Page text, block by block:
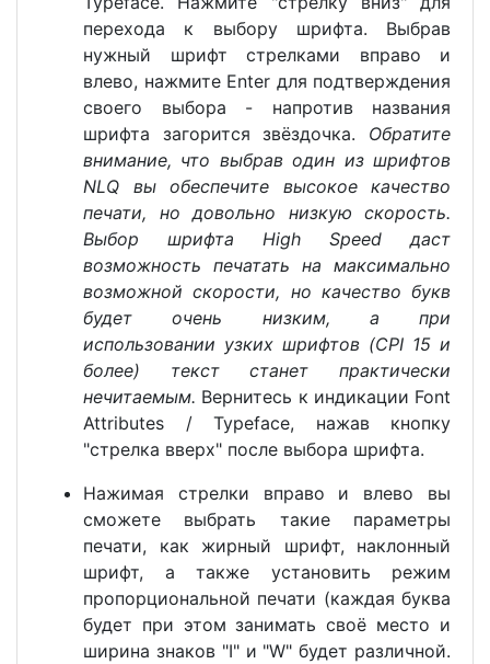
перехода к выбору шрифта. Выбрав
нужный шрифт стрелками вправо и
влево, нажмите Enter для подтверждения
своего выбора - напротив названия
шрифта загорится звёздочка. Обратите
внимание, что выбрав один из шрифтов
NLQ вы обеспечите высокое качество
печати, но довольно низкую скорость.
Выбор шрифта High Speed даст
возможность печатать на максимально
возможной скорости, но качество букв
будет очень низким, а при
использовании узких шрифтов (CPI 15 и
более) текст станет практически
нечитаемым. Вернитесь к индикации Font
Attributes / Typeface, нажав кнопку
"стрелка вверх" после выбора шрифта.
Нажимая стрелки вправо и влево вы
сможете выбрать такие параметры
печати, как жирный шрифт, наклонный
шрифт, а также установить режим
пропорциональной печати (каждая буква
будет при этом занимать своё место и
ширина знаков "I" и "W" будет различной.